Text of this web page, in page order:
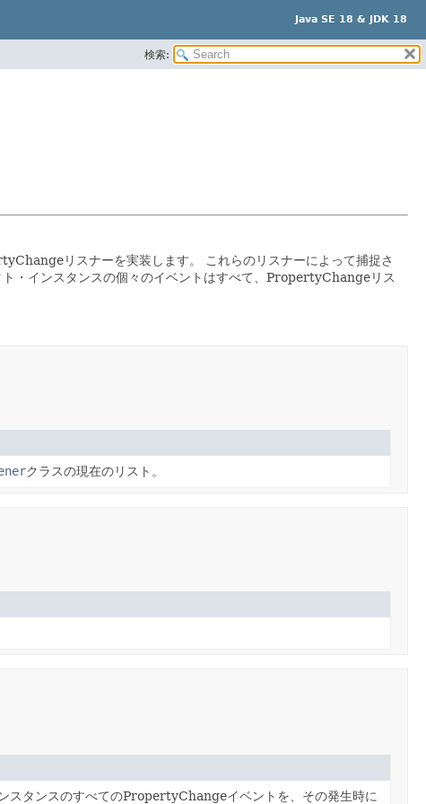
Java SE 18 & JDK 18
検索:
リスナーを実装します。
これらのリスナーによって捕捉さ
・インスタンスの個々のイベントはすべて、PropertyChangeリス
クラスの現在のリスト。
スタンスのすべてのPropertyChangeイベントを、その発生時に